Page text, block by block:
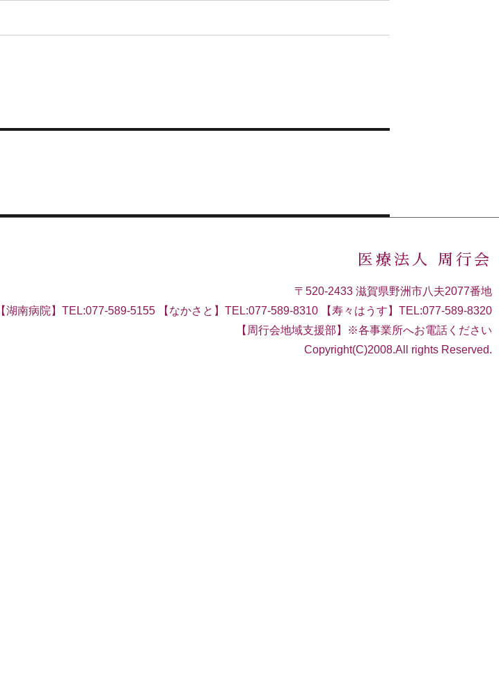
医療法人 周行会
〒520-2433 滋賀県野洲市八夫2077番地
【湖南病院】TEL:077-589-5155 【なかさと】TEL:077-589-8310 【寿々はうす】TEL:077-589-8320
【周行会地域支援部】※各事業所へお電話ください
Copyright(C)2008.All rights Reserved.